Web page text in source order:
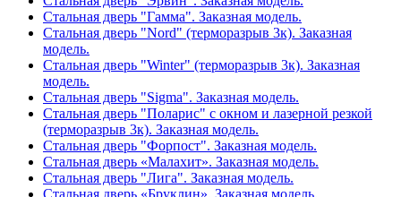
Стальная дверь "Гамма". Заказная модель.
Стальная дверь "Nord" (терморазрыв 3к). Заказная
модель.
Стальная дверь "Winter" (терморазрыв 3к). Заказная
модель.
Стальная дверь "Sigma". Заказная модель.
Стальная дверь "Поларис" с окном и лазерной резкой
(терморазрыв 3к). Заказная модель.
Стальная дверь "Форпост". Заказная модель.
Стальная дверь «Малахит». Заказная модель.
Стальная дверь "Лига". Заказная модель.
Стальная дверь «Бруклин». Заказная модель.